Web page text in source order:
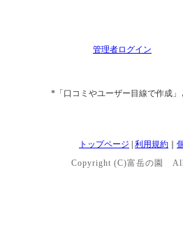
管理者ログイン
*「口コミやユーザー目線で作成
トップページ 利用規約
Copyright (C)富岳の園